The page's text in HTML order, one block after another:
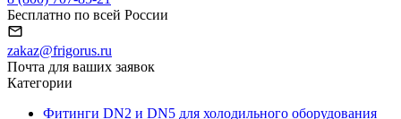
Бесплатно по всей России
zakaz@frigorus.ru
Почта для ваших заявок
Категории
Фитинги DN2 и DN5 для холодильного оборудования